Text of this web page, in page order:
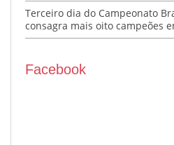
Terceiro dia do Campeonato
consagra mais oito campeões
Facebook